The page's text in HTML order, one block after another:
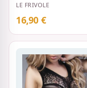
Minikleides S-L
Schwarz
LE FRIVOLE
16,90 €